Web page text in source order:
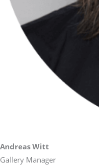
Andreas Witt
Gallery Manager